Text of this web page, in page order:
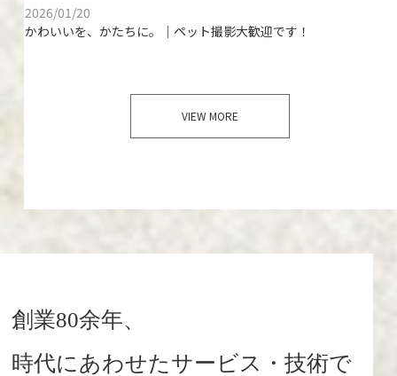
2026/01/20
かわいいを、かたちに。｜ペット撮影大歓迎です！
VIEW MORE
創業80余年、
時代にあわせたサービス・技術で